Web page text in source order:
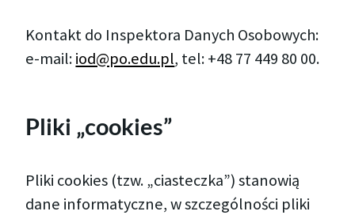
Kontakt do Inspektora Danych Osobowych:
e-mail:iod@po.edu.pl, tel: +48 77 449 80 00.
Pliki „cookies”
Pliki cookies (tzw. „ciasteczka”) stanowią
dane informatyczne, w szczególności pliki